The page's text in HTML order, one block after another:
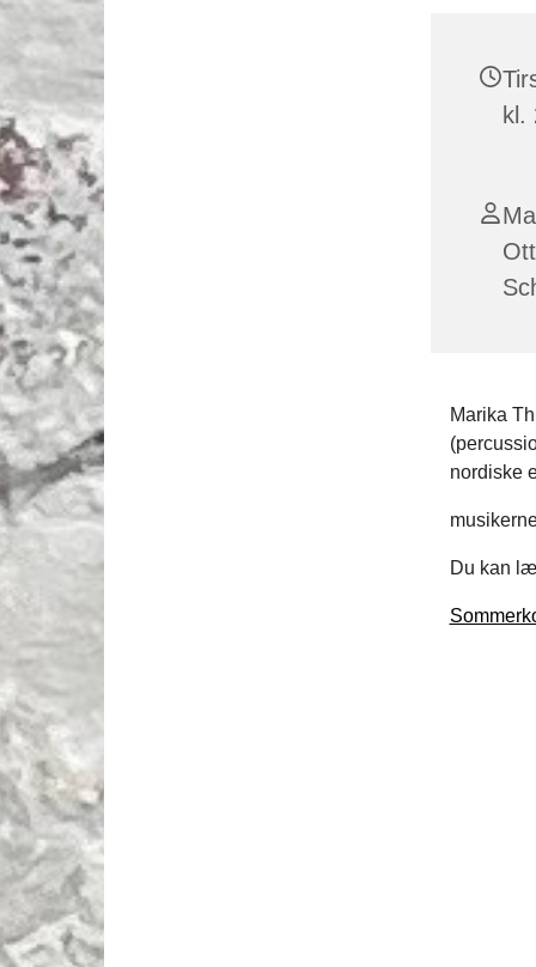
kl.
Marika
nordiske
Du kan